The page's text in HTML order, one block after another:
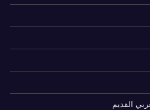
القديم